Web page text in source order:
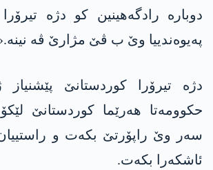
دوبارە رادگه‌ھینین کو دژە
په‌یوەندییا وێ ب ڤێ مژارێ ڤه‌
دژە تیرۆرا کوردستانێ
حکوومەتا ھەرێما کوردستانێ
سەر وێ راپۆرتێ بکەت و
ئاشکەرا بکەت.